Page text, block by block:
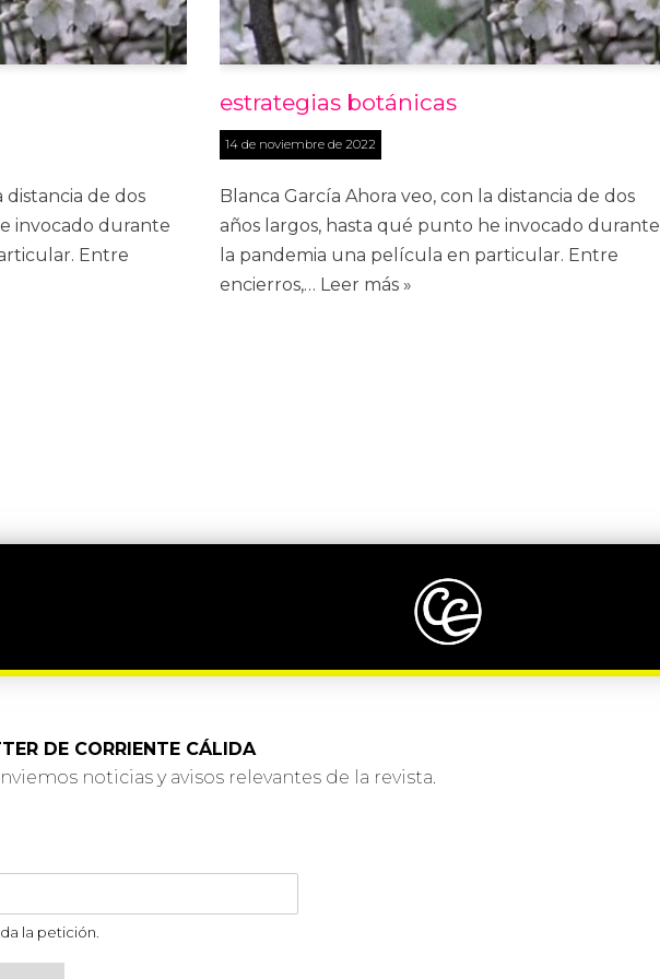
distancia de dos
invocado durante
Entre
estrategias botánicas
14 de noviembre de 2022
Blanca García Ahora veo, con la distancia de dos
años largos, hasta qué punto he invocado durante
la pandemia una película en particular. Entre
encierros,… Leer más »
DE CORRIENTE CÁLIDA
noticias y avisos relevantes de la revista.
la petición.